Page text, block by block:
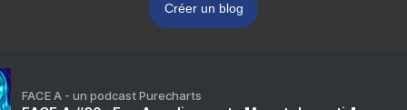
Créer un blog
FACE A - un podcast Purecharts